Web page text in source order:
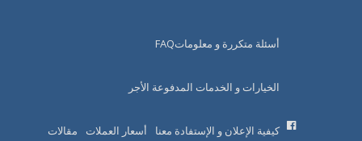
أسئلة متكررة و معلوماتFAQ
الخيارات و الخدمات المدفوعة الأجر
كيفية الإعلان و الإستفادة معنا أسعار العملات مقالات